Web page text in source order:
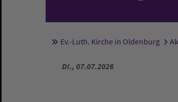
Sie sind hier:
Ev.-Luth. Kirche in Oldenburg
DI., 07.07.2026